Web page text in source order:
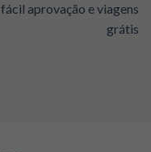
fácil aprovação e viagens
grátis